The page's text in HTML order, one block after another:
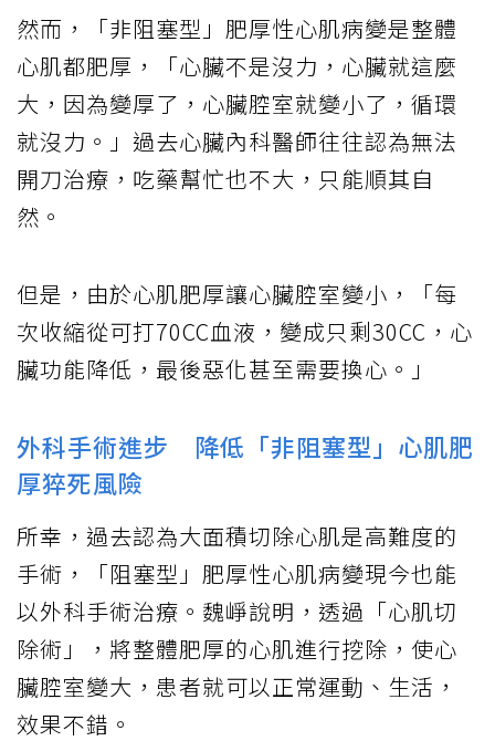
然而，「非阻塞型」肥厚性心肌病變是整體
心肌都肥厚，「心臟不是沒力，心臟就這麼
大，因為變厚了，心臟腔室就變小了，循環
就沒力。」過去心臟內科醫師往往認為無法
開刀治療，吃藥幫忙也不大，只能順其自
然。
但是，由於心肌肥厚讓心臟腔室變小，「每
次收縮從可打70CC血液，變成只剩30CC，心
臟功能降低，最後惡化甚至需要換心。」
外科手術進步 降低「非阻塞型」心肌肥
厚猝死風險
所幸，過去認為大面積切除心肌是高難度的
手術，「阻塞型」肥厚性心肌病變現今也能
以外科手術治療。魏崢說明，透過「心肌切
除術」，將整體肥厚的心肌進行挖除，使心
臟腔室變大，患者就可以正常運動、生活，
效果不錯。